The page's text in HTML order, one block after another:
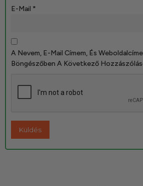
E-Mail *
A Nevem, E-Mail Címem, És
Böngészőben A Következő